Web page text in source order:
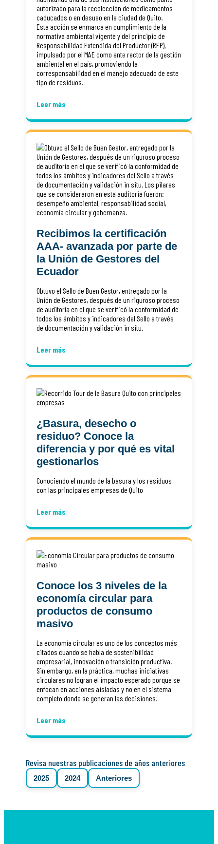
autorizado para la recolección de medicamentos
caducados o en desuso en la ciudad de Quito.
Esta acción se enmarca en cumplimiento de la
normativa ambiental vigente y del principio de
Responsabilidad Extendida del Productor (REP),
impulsado por el MAE como ente rector de la gestión
ambiental en el país, promoviendo la
corresponsabilidad en el manejo adecuado de este
tipo de residuos.
Leer más
Recibimos la certificación
AAA- avanzada por parte de
la Unión de Gestores del
Ecuador
Obtuvo el Sello de Buen Gestor, entregado por la
Unión de Gestores, después de un riguroso proceso
de auditoría en el que se verificó la conformidad de
todos los ámbitos y indicadores del Sello a través
de documentación y validación in situ.
Leer más
¿Basura, desecho o
residuo? Conoce la
diferencia y por qué es vital
gestionarlos
Conociendo el mundo de la basura y los residuos
con las principales empresas de Quito
Leer más
Conoce los 3 niveles de la
economía circular para
productos de consumo
masivo
La economía circular es uno de los conceptos más
citados cuando se habla de sostenibilidad
empresarial, innovación o transición productiva.
Sin embargo, en la práctica, muchas iniciativas
circulares no logran el impacto esperado porque se
enfocan en acciones aisladas y no en el sistema
completo donde se generan las decisiones.
Leer más
Revisa nuestras publicaciones de años anteriores
2025 2024 Anteriores